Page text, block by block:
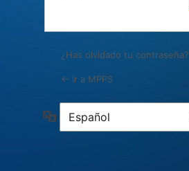
¿Has olvidado tu contraseña?
← Ir a MPPS
Idioma